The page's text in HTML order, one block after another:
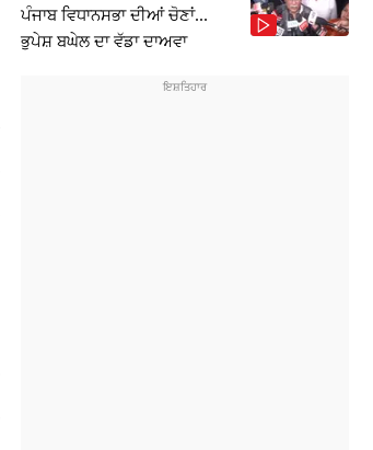
ਪੰਜਾਬ ਵਿਧਾਨਸਭਾ ਦੀਆਂ ਚੋਣਾਂ...
ਭੁਪੇਸ਼ ਬਘੇਲ ਦਾ ਵੱਡਾ ਦਾਅਵਾ